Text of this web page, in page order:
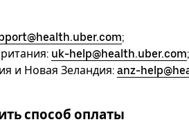
;
uk-help@health.uber.com;
и Новая Зеландия: anz-
способ оплаты